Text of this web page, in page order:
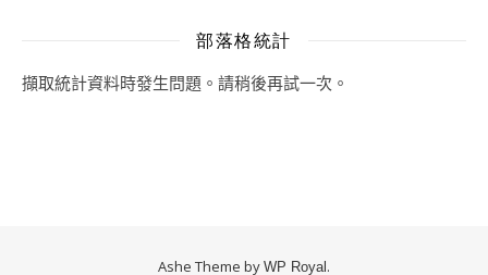
部落格統計
擷取統計資料時發生問題。請稍後再試一次。
Ashe Theme by WP Royal .